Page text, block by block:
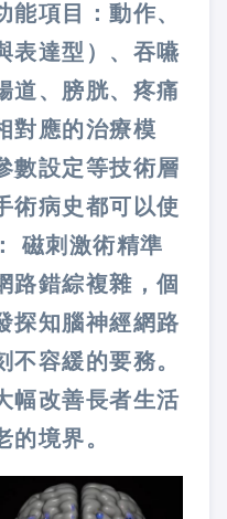
能項目：動作、
表達型）、吞嚥
道、膀胱、疼痛
對應的治療模
數設定等技術層
術病史都可以使
磁刺激術精準
路錯綜複雜，個
探知腦神經網路
容緩的要務。
幅改善長者生活
境界。